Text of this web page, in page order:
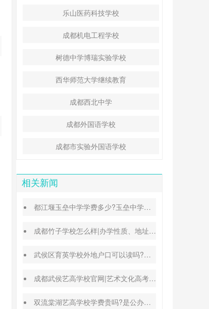
乐山医药科技学校
成都机电工程学校
树德中学博瑞实验学校
西华师范大学继续教育
成都西北中学
成都外国语学校
成都市实验外国语学校
相关新闻
都江堰玉垒中学学费多少?玉垒中学录取分数线
成都竹子学校怎么样|办学性质、地址、学费汇总
武侯区育英学校外地户口可以读吗?转学插班条件
成都武侯艺高学校官网|艺术文化高考班能高考吗
双流棠湖艺高学校学费贵吗?是公办还是民办